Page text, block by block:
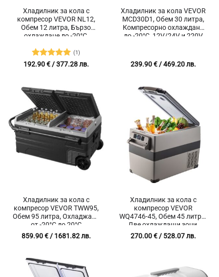
Хладилник за кола с
компресор VEVOR NL12,
Обем 12 литра, Бързо
охлаждане до -20°C,
Оценено с
(1)
192.90€/ 377.28 лв.
Хладилник за кола VEVOR
MCD30D1, Обем 30 литра,
Компресорно охлаждане
до -20°C, 12V/24V и 220V
239.90€/ 469.20 лв.
Хладилник за кола с
компресор VEVOR TWW95,
Обем 95 литра, Охладжане
от -20°C до 20°C
859.90€/ 1681.82 лв.
Хладилник за кола с
компресор VEVOR
WQ4746-45, Обем 45 литра,
Две охлаждащи зони,
Подходящ за 12 V и 220 V,
С фризер
270.00€/ 528.07 лв.